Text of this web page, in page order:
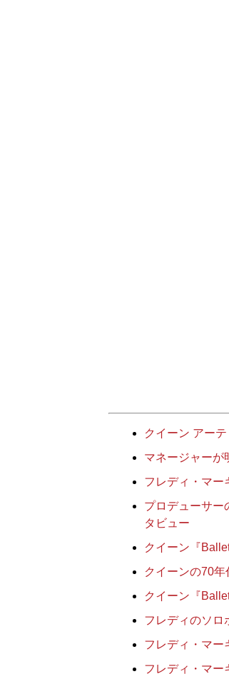
ク イーン アー
マネージャーが
フレディ・マー
プロデューサー
タビュー
クイーン『
クイーンの70
クイーン『
フレディのソロ
フレディ・マー
フレディ・マー